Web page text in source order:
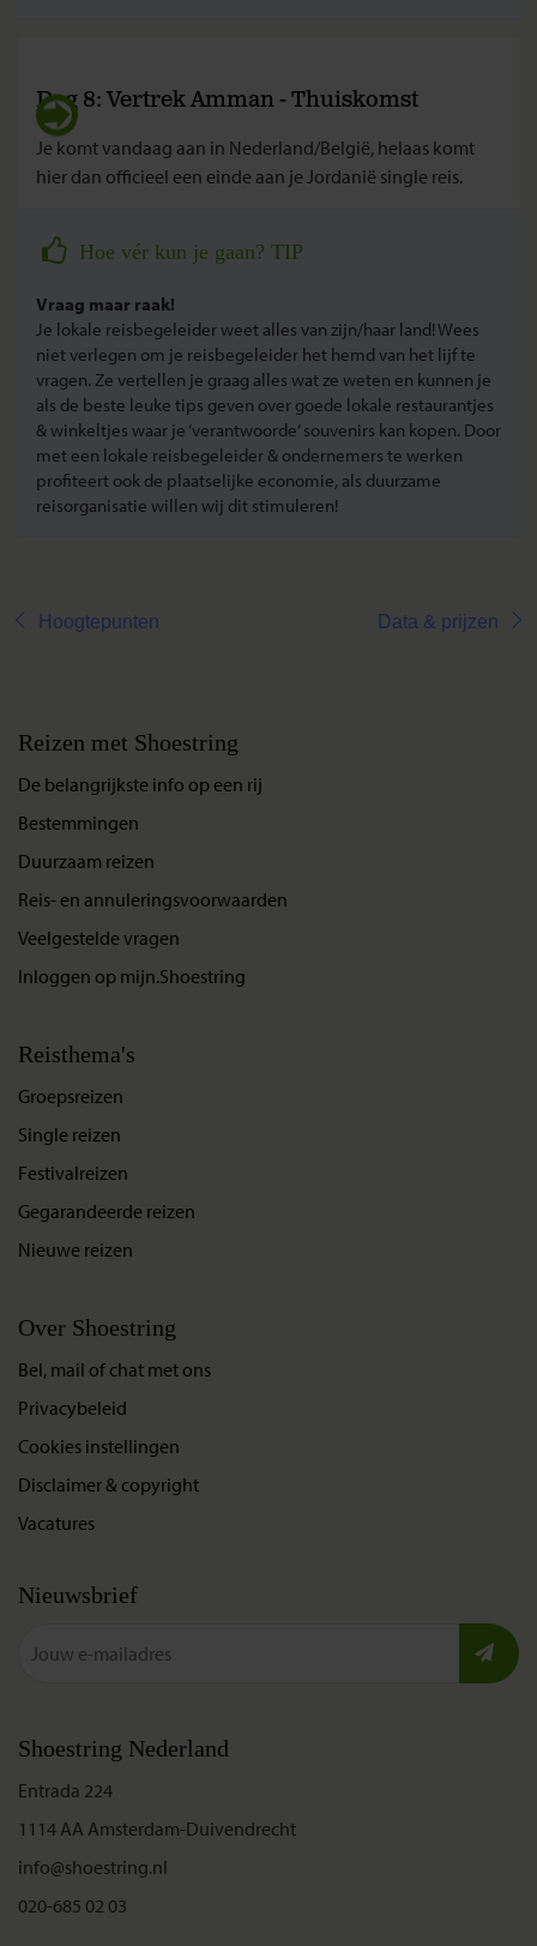
Dag 8: Vertrek Amman - Thuiskomst
Je komt vandaag aan in Nederland/België, helaas komt
hier dan officieel een einde aan je Jordanië single reis.
Hoe vér kun je gaan? TIP
Vraag maar raak!
Je lokale reisbegeleider weet alles van zijn/haar land! Wees
niet verlegen om je reisbegeleider het hemd van het lijf te
vragen. Ze vertellen je graag alles wat ze weten en kunnen je
als de beste leuke tips geven over goede lokale restaurantjes
& winkeltjes waar je ‘verantwoorde’ souvenirs kan kopen. Door
met een lokale reisbegeleider & ondernemers te werken
profiteert ook de plaatselijke economie, als duurzame
reisorganisatie willen wij dit stimuleren!
Hoogtepunten Data & prijzen
Reizen met Shoestring
De belangrijkste info op een rij
Bestemmingen
Duurzaam reizen
Reis- en annuleringsvoorwaarden
Veelgestelde vragen
Inloggen op mijn.Shoestring
Reisthema's
Groepsreizen
Single reizen
Festivalreizen
Gegarandeerde reizen
Nieuwe reizen
Over Shoestring
Bel, mail of chat met ons
Privacybeleid
Cookies instellingen
Disclaimer & copyright
Vacatures
Nieuwsbrief
Shoestring Nederland
Entrada 224
1114 AA Amsterdam-Duivendrecht
info@shoestring.nl
020-685 02 03